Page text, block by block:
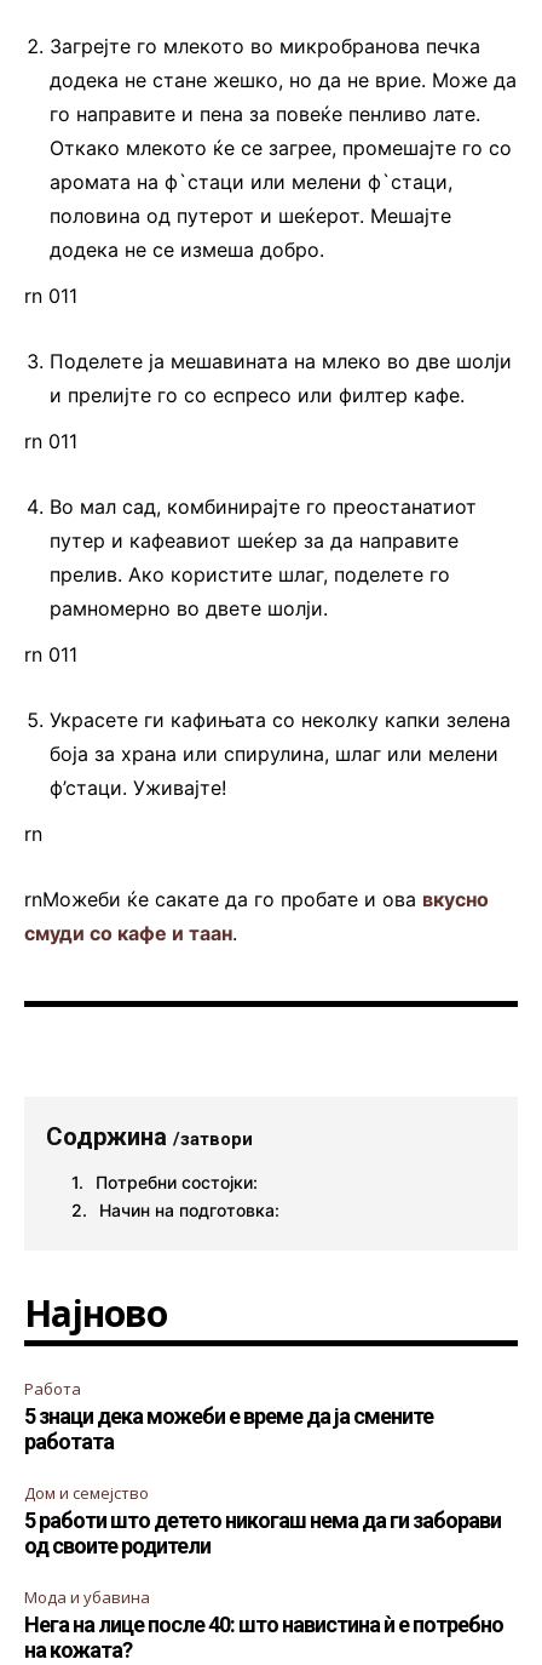
Загрејте го млекото во микробранова печка
додека не стане жешко, но да не врие. Може да
го направите и пена за повеќе пенливо лате.
Откако млекото ќе се загрее, промешајте го со
аромата на ф`стаци или мелени ф`стаци,
половина од путерот и шеќерот. Мешајте
додека не се измеша добро.
rn 011
Поделете ја мешавината на млеко во две шолји
и прелијте го со еспресо или филтер кафе.
rn 011
Во мал сад, комбинирајте го преостанатиот
путер и кафеавиот шеќер за да направите
прелив. Ако користите шлаг, поделете го
рамномерно во двете шолји.
rn 011
Украсете ги кафињата со неколку капки зелена
боја за храна или спирулина, шлаг или мелени
ф’стаци. Уживајте!
rn
rnМожеби ќе сакате да го пробате и ова вкусно
смуди со кафе и таан.
Содржина /затвори
Потребни состојки:
Начин на подготовка:
Најново
Работа
5 знаци дека можеби е време да ја смените
работата
Дом и семејство
5 работи што детето никогаш нема да ги заборави
од своите родители
Мода и убавина
Нега на лице после 40: што навистина ѝ е потребно
на кожата?